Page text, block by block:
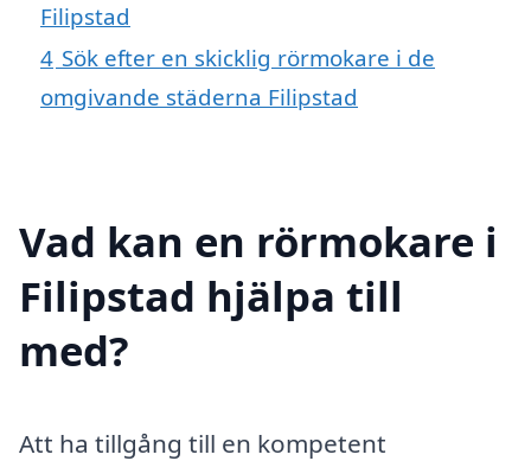
Filipstad
4 Sök efter en skicklig rörmokare i de
omgivande städerna Filipstad
Vad kan en rörmokare i
Filipstad hjälpa till
med?
Att ha tillgång till en kompetent